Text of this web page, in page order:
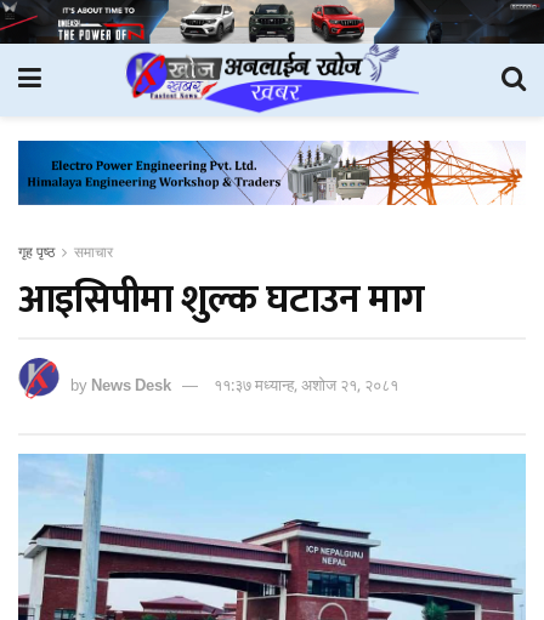
गृह पृष्ठ समाचार
आइसिपीमा शुल्क घटाउन माग
byNews Desk ११:३७ मध्यान्ह, अशोज २१, २०८१